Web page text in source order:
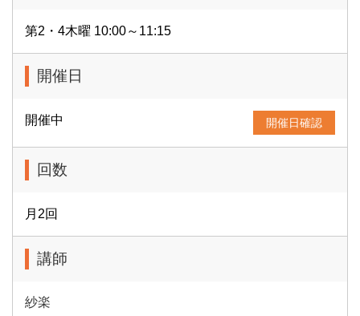
第2・4木曜 10:00～11:15
開催日
開催中 開催日確認
回数
月2回
講師
紗楽